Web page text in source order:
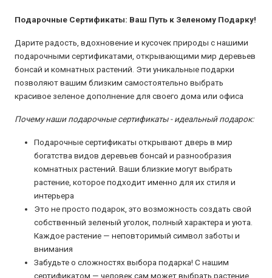
Подарочные Сертификаты: Ваш Путь к Зеленому Подарку!
Дарите радость, вдохновение и кусочек природы с нашими
подарочными сертификатами, открывающими мир деревьев
бонсай и комнатных растений. Эти уникальные подарки
позволяют вашим близким самостоятельно выбрать
красивое зеленое дополнение для своего дома или офиса
Почему наши подарочные сертификаты - идеальный подарок:
Подарочные сертификаты открывают дверь в мир
богатства видов деревьев бонсай и разнообразия
комнатных растений. Ваши близкие могут выбрать
растение, которое подходит именно для их стиля и
интерьера
Это не просто подарок, это возможность создать свой
собственный зеленый уголок, полный характера и уюта.
Каждое растение — неповторимый символ заботы и
внимания
Забудьте о сложностях выбора подарка! С нашим
сертификатом — человек сам может выбрать растение